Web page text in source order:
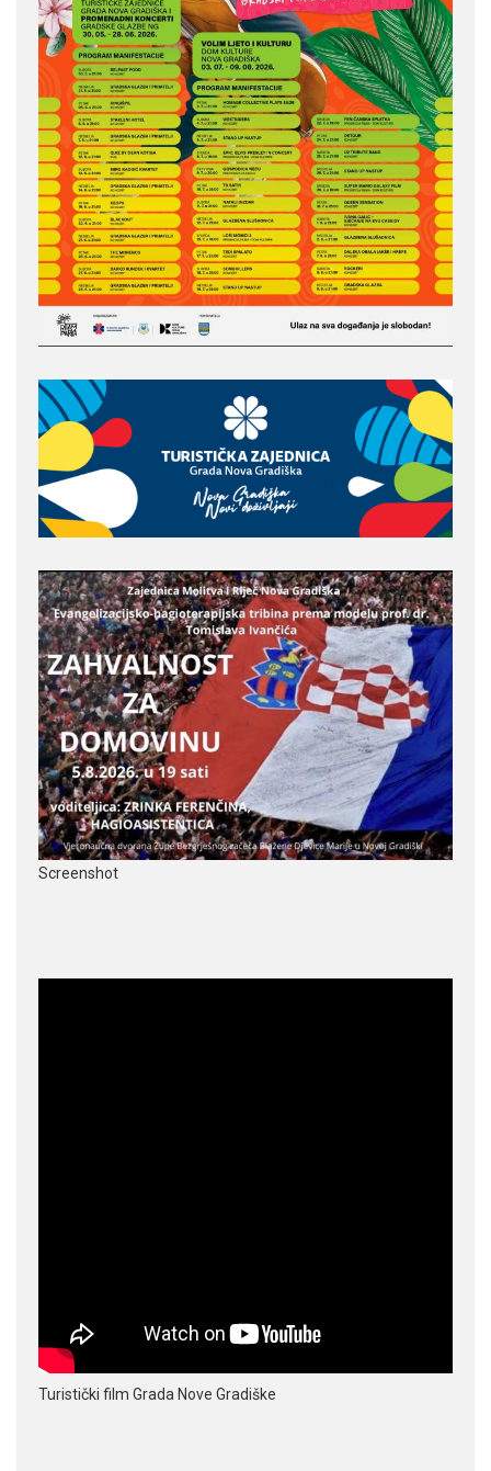
Screenshot
Turistički film Grada Nove Gradiške